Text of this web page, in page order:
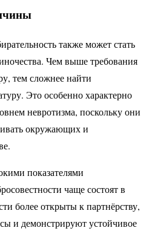
также может стать
Чем выше требования
тем сложнее найти
Это особенно характерно
невротизма, поскольку они
окружающих и
показателями
чаще состоят в
более открыты к партнёрству,
и демонстрируют устойчивое